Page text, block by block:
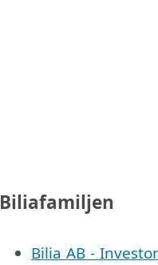
Biliafamiljen
Bilia AB -